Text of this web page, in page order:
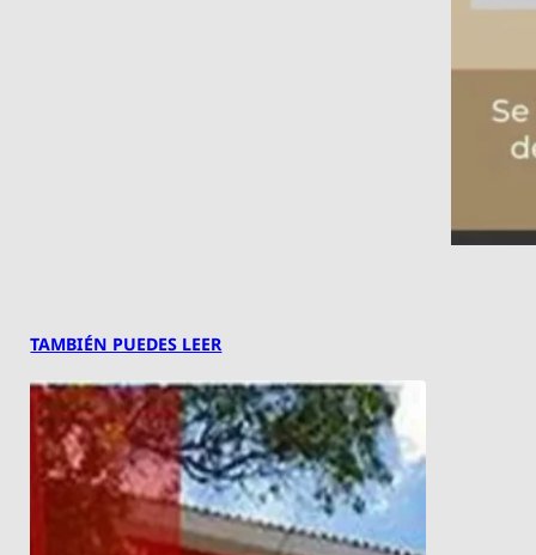
TAMBIÉN PUEDES LEER